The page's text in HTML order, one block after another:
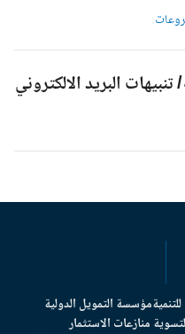
البريد الالكتروني
مؤسسة التمويل الدولية
منازعات الاستثمار